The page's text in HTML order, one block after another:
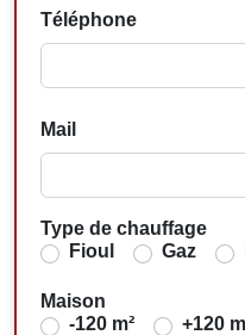
Téléphone
Mail
Type de chauffage
Fioul
Gaz
Maison
-120 m²
+120